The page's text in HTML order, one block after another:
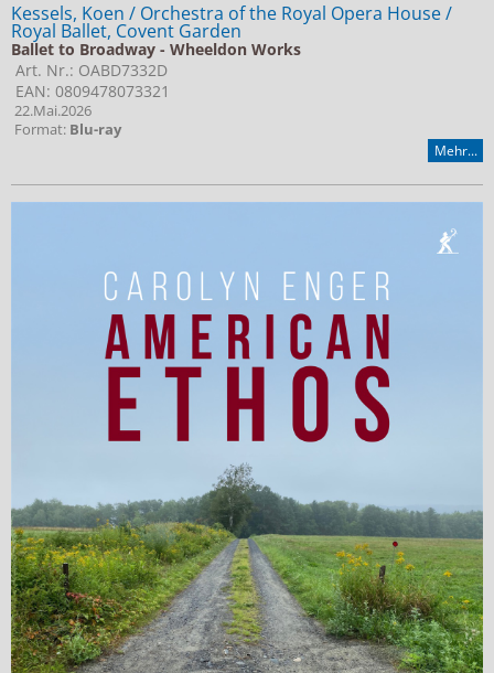
Kessels, Koen / Orchestra of the Royal Opera House /
Royal Ballet, Covent Garden
Ballet to Broadway - Wheeldon Works
Art. Nr.: OABD7332D
EAN: 0809478073321
22.Mai.2026
Format: Blu-ray
Mehr...